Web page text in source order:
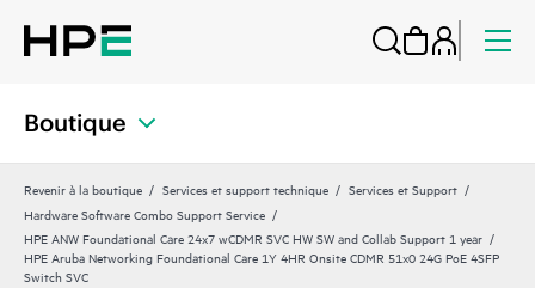
Boutique
Revenir à la boutique Services et support technique
Services et Support
Hardware Software Combo Support Service
HPE ANW Foundational Care 24x7 wCDMR SVC HW SW and Collab Support 1 year
HPE Aruba Networking Foundational Care 1Y 4HR Onsite CDMR 51x0 24G PoE 4SFP
Switch SVC